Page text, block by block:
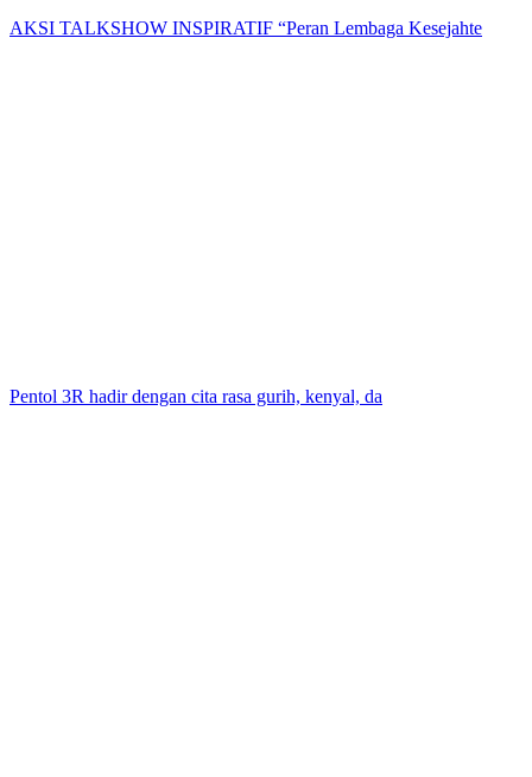
AKSI TALKSHOW INSPIRATIF “Peran Lembaga Kesejahte
Pentol 3R hadir dengan cita rasa gurih, kenyal, da